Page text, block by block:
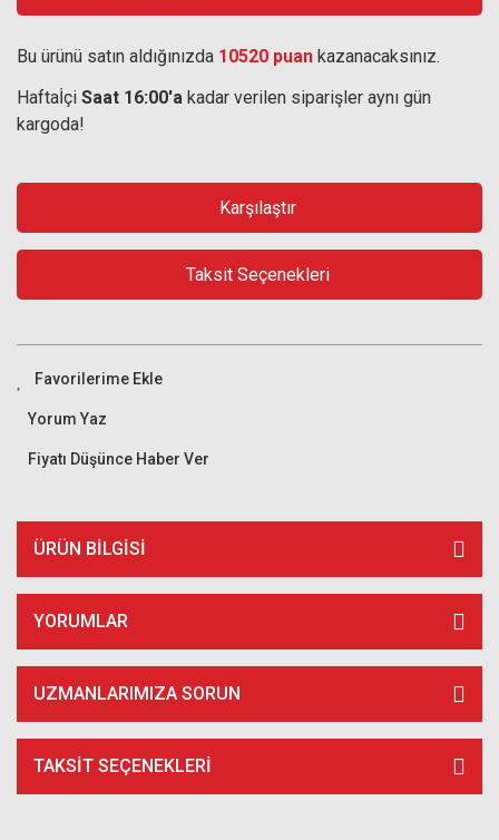
Bu ürünü satın aldığınızda 10520 puan kazanacaksınız.
Haftaİçi Saat 16:00'a kadar verilen siparişler aynı gün
kargoda!
Karşılaştır
Taksit Seçenekleri
Yorum Yaz
Fiyatı Düşünce Haber Ver
ÜRÜN BILGISI
YORUMLAR
UZMANLARIMIZA SORUN
TAKSIT SEÇENEKLERI